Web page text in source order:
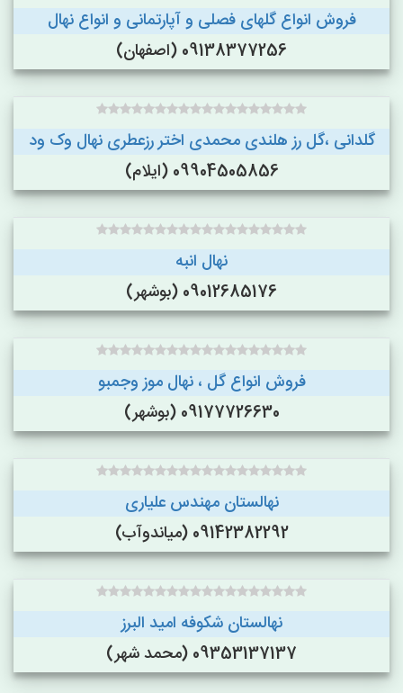
فروش انواع گلهای فصلی و آپارتمانی و انواع نهال
09138377256 (اصفهان)
گلدانی ،گل رز هلندی محمدی اختر رزعطری نهال وک ود
09904505856 (ایلام)
نهال انبه
09012685176 (بوشهر)
فروش انواع گل ، نهال موز وجمبو
09177726630 (بوشهر)
نهالستان مهندس علیاری
09142382292 (میاندوآب)
نهالستان شکوفه امید البرز
09353137137 (محمد شهر)